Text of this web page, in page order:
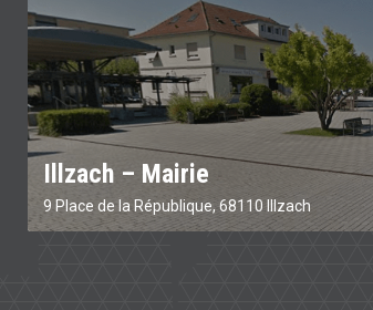
Illzach – Mairie
9 Place de la République, 68110 Illzach